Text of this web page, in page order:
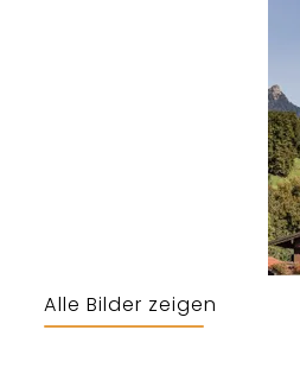
Alle Bilder zeigen